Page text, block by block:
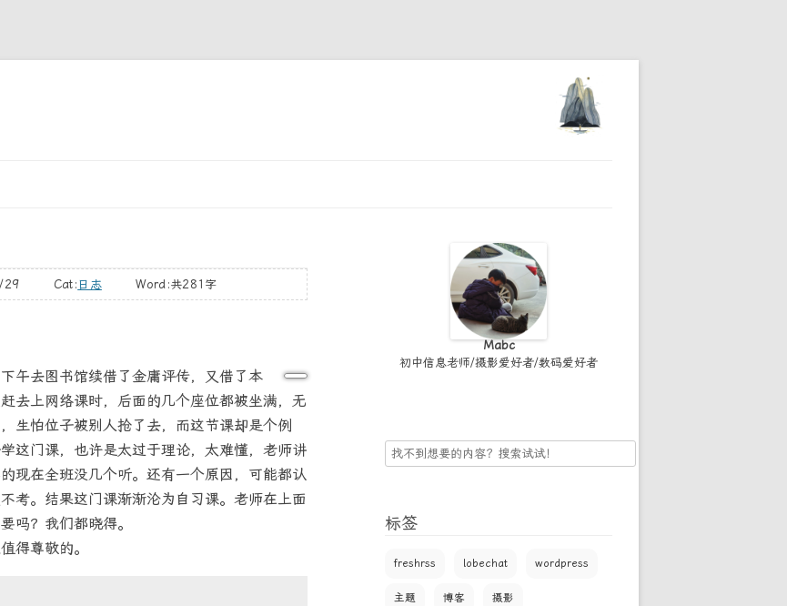
29 Cat: 日志Word:共281字
午去图书馆续借了金庸评传，又借了本
去上网络课时，后面的几个座位都被坐满，无
生怕位子被别人抢了去，而这节课却是个例
这门课，也许是太过于理论，太难懂，老师讲
现在全班没几个听。还有一个原因，可能都认
考。结果这门课渐渐沦为自习课。老师在上面
吗？我们都晓得。
得尊敬的。
Mabc
初中信息老师/摄影爱好者/数码爱好者
搜
标签
freshrss lobechat wordpress
主题 博客 摄影